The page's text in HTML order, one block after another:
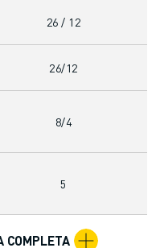
26 / 12
26/12
8/4
5
COMPLETA